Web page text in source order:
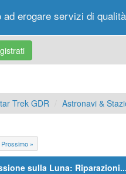
Trek GDR Astronavi &
Prossimo »
sulla Luna: Riparazioni...
ad erogare servizi di